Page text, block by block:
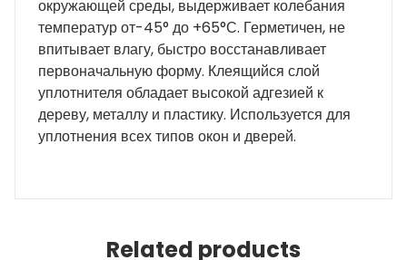
окружающей среды, выдерживает колебания
температур от-45° до +65°С. Герметичен, не
впитывает влагу, быстро восстанавливает
первоначальную форму. Клеящийся слой
уплотнителя обладает высокой адгезией к
дереву, металлу и пластику. Используется для
уплотнения всех типов окон и дверей.
Related products